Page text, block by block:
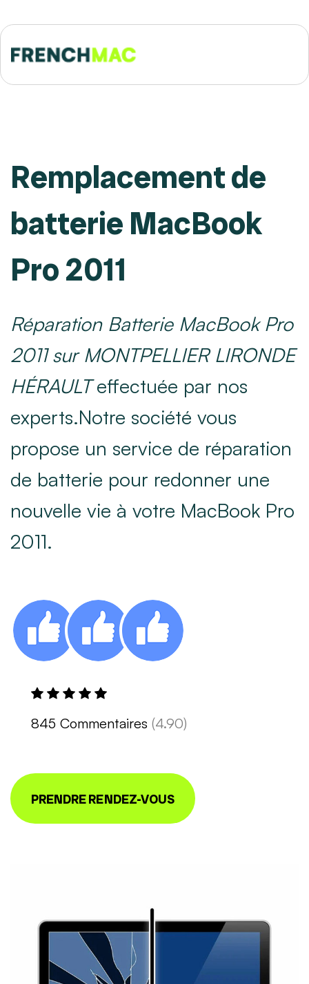
Remplacement de
batterie MacBook
Pro 2011
Réparation Batterie MacBook Pro
2011 sur MONTPELLIER LIRONDE
HÉRAULTeffectuée par nos
experts.Notre société vous
propose un service de réparation
de batterie pour redonner une
nouvelle vie à votre MacBook Pro
2011.
845 Commentaires (4.90)
PRENDRE RENDEZ-VOUS